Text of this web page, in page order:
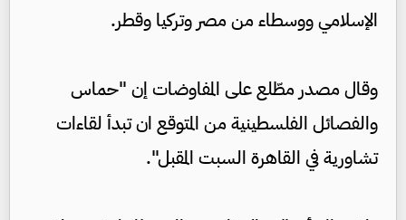
الإسلامي ووسطاء من مصر وتركيا وقطر.
وقال مصدر مطّلع على المفاوضات إن "حماس
والفصائل الفلسطينية من المتوقع ان تبدأ لقاءات
تشاورية في القاهرة السبت المقبل".